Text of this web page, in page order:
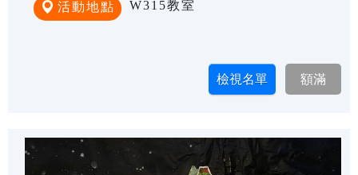
活動地點 W315教室